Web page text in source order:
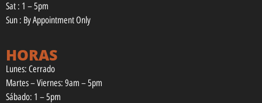
Sat : 1 – 5pm
Sun : By Appointment Only
HORAS
Lunes: Cerrado
Martes – Viernes: 9am – 5pm
Sábado: 1 – 5pm